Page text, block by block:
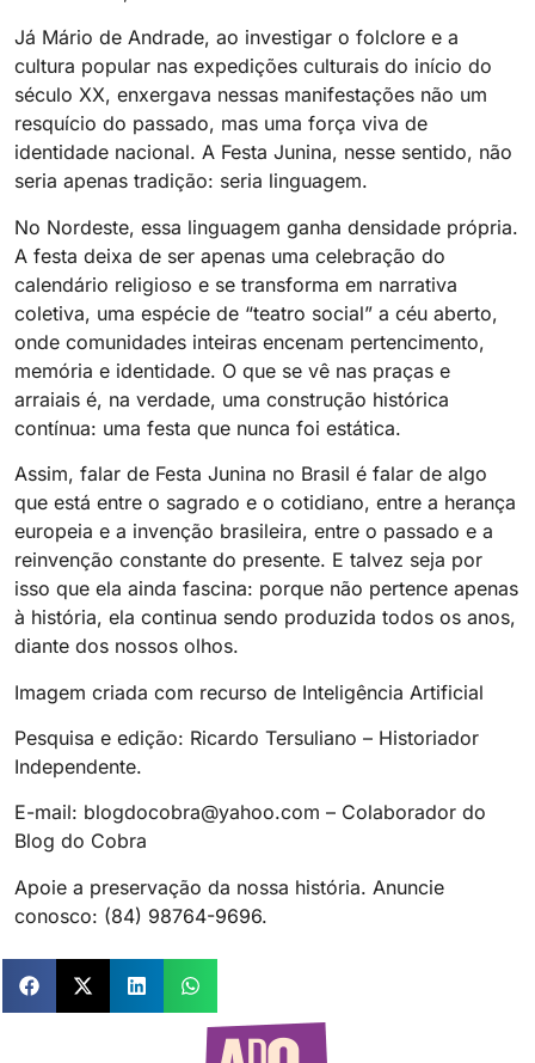
Já Mário de Andrade, ao investigar o folclore e a
cultura popular nas expedições culturais do início do
século XX, enxergava nessas manifestações não um
resquício do passado, mas uma força viva de
identidade nacional. A Festa Junina, nesse sentido, não
seria apenas tradição: seria linguagem.
No Nordeste, essa linguagem ganha densidade própria.
A festa deixa de ser apenas uma celebração do
calendário religioso e se transforma em narrativa
coletiva, uma espécie de “teatro social” a céu aberto,
onde comunidades inteiras encenam pertencimento,
memória e identidade. O que se vê nas praças e
arraiais é, na verdade, uma construção histórica
contínua: uma festa que nunca foi estática.
Assim, falar de Festa Junina no Brasil é falar de algo
que está entre o sagrado e o cotidiano, entre a herança
europeia e a invenção brasileira, entre o passado e a
reinvenção constante do presente. E talvez seja por
isso que ela ainda fascina: porque não pertence apenas
à história, ela continua sendo produzida todos os anos,
diante dos nossos olhos.
Imagem criada com recurso de Inteligência Artificial
Pesquisa e edição: Ricardo Tersuliano – Historiador
Independente.
E-mail: blogdocobra@yahoo.com – Colaborador do
Blog do Cobra
Apoie a preservação da nossa história. Anuncie
conosco: (84) 98764-9696.